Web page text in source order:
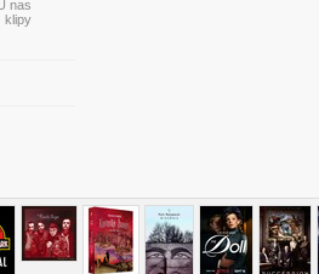
nas
klipy